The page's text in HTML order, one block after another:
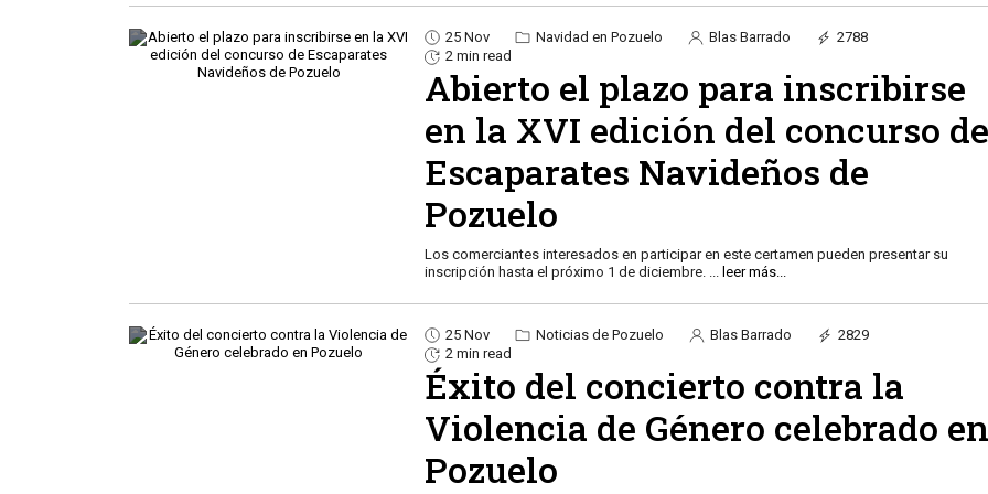
25 Nov Navidad en Pozuelo Blas Barrado
2788
2 min read
Abierto el plazo para inscribirse
en la XVI edición del concurso
Escaparates Navideños de
Pozuelo
Los comerciantes interesados en participar en este certamen pueden presentar su
inscripción hasta el próximo 1 de diciembre.
leer más...
25 Nov Noticias de Pozuelo Blas Barrado
2829
2 min read
Éxito del concierto contra la
Violencia de Género celebrado
Pozuelo